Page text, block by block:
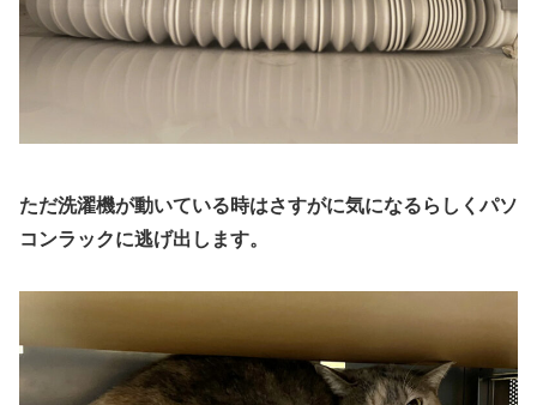
ただ洗濯機が動いている時はさすがに気になるらしくパソ
コンラックに逃げ出します。